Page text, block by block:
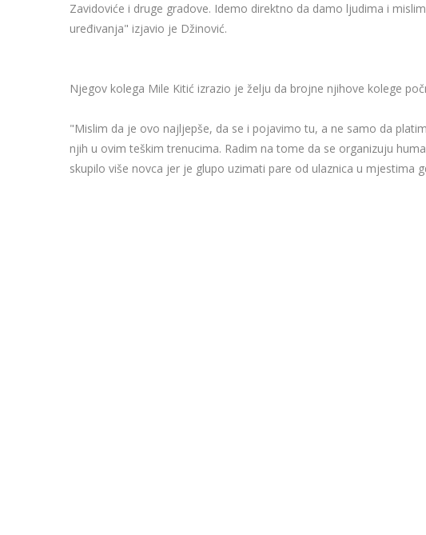
Zavidoviće i druge gradove. Idemo direktno da damo ljudima i
uređivanja" izjavio je Džinović.
Njegov kolega Mile Kitić izrazio je želju da brojne njihove kolege
"Mislim da je ovo najljepše, da se i pojavimo tu, a ne samo da
njih u ovim teškim trenucima. Radim na tome da se organizuju
skupilo više novca jer je glupo uzimati pare od ulaznica u mjestima